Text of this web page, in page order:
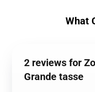
What
2 reviews for
Grande tasse